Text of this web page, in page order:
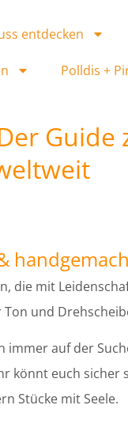
entdecken
Polldis +
die mit
und
immer auf der
könnt euch
Stücke mit Seele.